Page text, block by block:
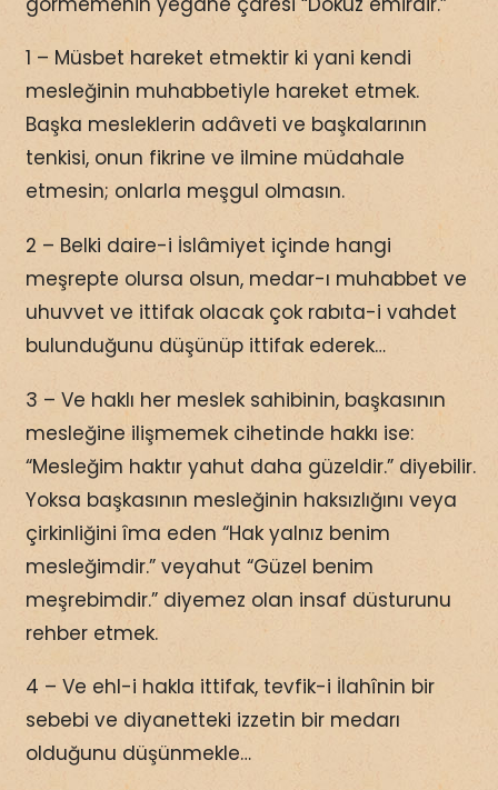
1 – Müsbet hareket etmektir ki yani kendi
mesleğinin muhabbetiyle hareket etmek.
Başka mesleklerin adâveti ve başkalarının
tenkisi, onun fikrine ve ilmine müdahale
etmesin; onlarla meşgul olmasın.
2 – Belki daire-i İslâmiyet içinde hangi
meşrepte olursa olsun, medar-ı muhabbet ve
uhuvvet ve ittifak olacak çok rabıta-i vahdet
bulunduğunu düşünüp ittifak ederek…
3 – Ve haklı her meslek sahibinin, başkasının
mesleğine ilişmemek cihetinde hakkı ise:
“Mesleğim haktır yahut daha güzeldir.” diyebilir.
Yoksa başkasının mesleğinin haksızlığını veya
çirkinliğini îma eden “Hak yalnız benim
mesleğimdir.” veyahut “Güzel benim
meşrebimdir.” diyemez olan insaf düsturunu
rehber etmek.
4 – Ve ehl-i hakla ittifak, tevfik-i İlahînin bir
sebebi ve diyanetteki izzetin bir medarı
olduğunu düşünmekle…